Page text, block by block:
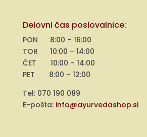
Delovni čas poslovalnice:
PON 8:00 – 16:00
TOR 10:00 – 14:00
ČET 10:00 – 14:00
PET 8:00 – 12:00
Tel: 070 190 089
E-pošta: info@ayurvedashop.si